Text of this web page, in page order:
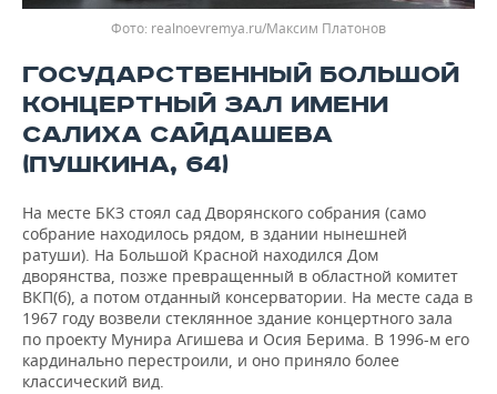
realnoevremya.ru/Максим Платонов
ГОСУДАРСТВЕННЫЙ БОЛЬШОЙ
КОНЦЕРТНЫЙ ЗАЛ ИМЕНИ
САЛИХА САЙДАШЕВА
(ПУШКИНА, 64)
На месте БКЗ стоял сад Дворянского собрания (само
собрание находилось рядом, в здании нынешней
ратуши). На Большой Красной находился Дом
дворянства, позже превращенный в областной комитет
ВКП(б), а потом отданный консерватории. На месте сада в
1967 году возвели стеклянное здание концертного зала
по проекту Мунира Агишева и Осия Берима. В 1996-м его
кардинально перестроили, и оно приняло более
классический вид.